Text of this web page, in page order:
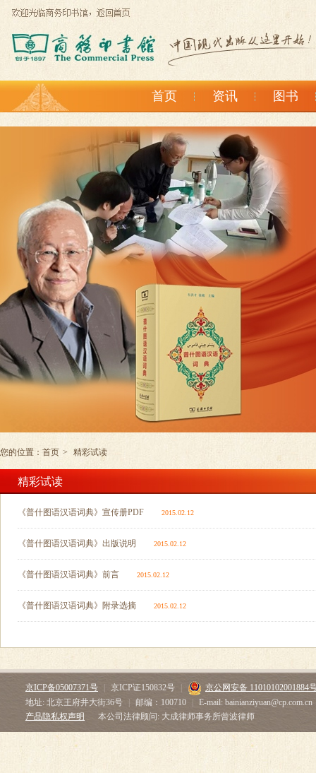
首页 资讯 图书
您的位置： 首页 > 精彩试读
精彩试读
《普什图语汉语词典》宣传册PDF 2015.02.12
《普什图语汉语词典》出版说明 2015.02.12
《普什图语汉语词典》前言 2015.02.12
《普什图语汉语词典》附录选摘 2015.02.12
京ICP备05007371号 京ICP证150832号
京公网安备 11010102001884
地址: 北京王府井大街36号
邮编：100710
E-mail: bainianziyuan@cp.com.cn
产品隐私权声明
本公司法律顾问: 大成律师事务所曾波律师